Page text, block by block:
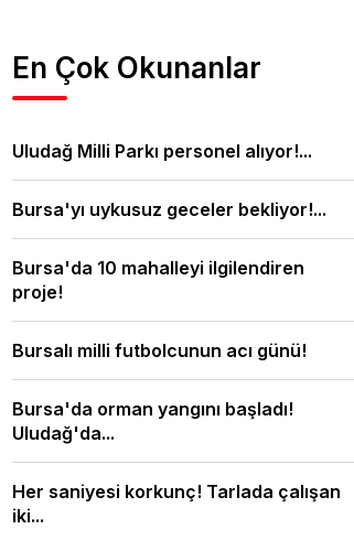
En Çok Okunanlar
Uludağ Milli Parkı personel alıyor!...
Bursa'yı uykusuz geceler bekliyor!...
Bursa'da 10 mahalleyi ilgilendiren
proje!
Bursalı milli futbolcunun acı günü!
Bursa'da orman yangını başladı!
Uludağ'da...
Her saniyesi korkunç! Tarlada çalışan
iki...